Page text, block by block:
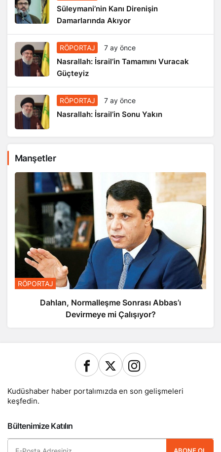
Süleymani’nin Kanı Direnişin
Damarlarında Akıyor
RÖPORTAJ 7 ay önce
Nasrallah: İsrail’in Tamamını Vuracak
Güçteyiz
RÖPORTAJ 7 ay önce
Nasrallah: İsrail’in Sonu Yakın
Manşetler
RÖPORTAJ
Dahlan, Normalleşme Sonrası Abbas’ı
Devirmeye mi Çalışıyor?
Kudüshaber haber portalımızda en son gelişmeleri
keşfedin.
Bültenimize Katılın